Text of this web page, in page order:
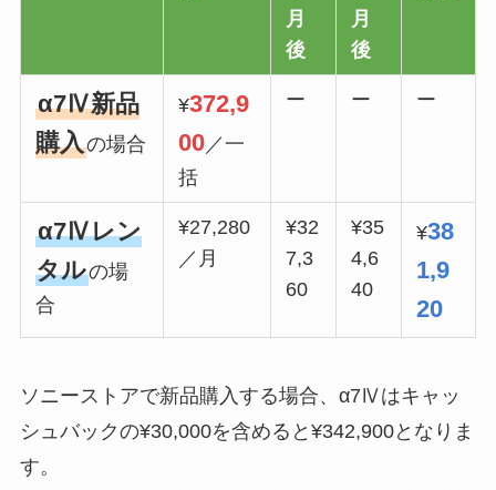
月
後
月
後
α7Ⅳ新品
購入の場合
¥372,9
00 ／一
括
ー ー ー
α7Ⅳレン
タルの場
合
¥27,280
／月
¥32
7,3
60
¥35
4,6
40
¥38
1,9
20
ソニーストアで新品購入する場合、α7Ⅳはキャッ
シュバックの¥30,000を含めると¥342,900となりま
す。